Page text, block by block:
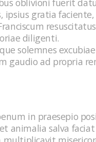
ipsius gratia
diligenti.
solemnes
gaudio ad propria
in praesepio
animalia salva